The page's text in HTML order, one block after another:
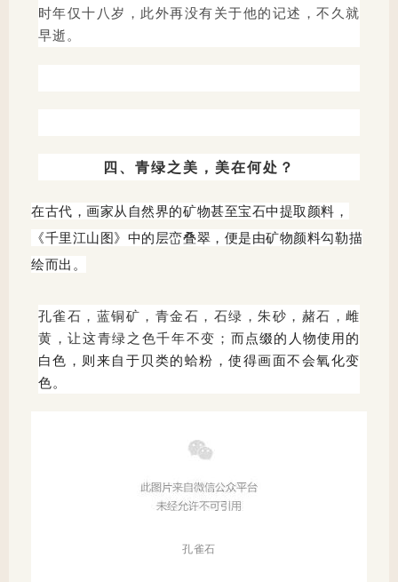
时年仅十八岁，此外再没有关于他的记述，不久就
早逝。
四、青绿之美，美在何处？
在古代，画家从自然界的矿物甚至宝石中提取颜料，
《千里江山图》中的层峦叠翠，便是由矿物颜料勾勒描
绘而出。
孔雀石，蓝铜矿，青金石，石绿，朱砂，赭石，雌
黄，让这青绿之色千年不变； 而点缀的人物使用的
白色，则来自于贝类的蛤粉 ，使得画面不会氧化变
色。
孔雀石